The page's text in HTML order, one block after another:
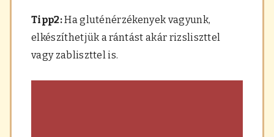
Tipp2:Ha gluténérzékenyek vagyunk,
elkészíthetjük a rántást akár rizsliszttel
vagy zabliszttel is.